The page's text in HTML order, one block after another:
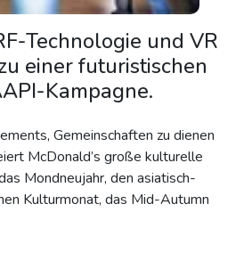
Technologie und VR
einer futuristischen
Kampagne.
Gemeinschaften zu dienen
McDonald’s große kulturelle
Mondneujahr, den asiatisch-
Kulturmonat, das Mid-Autumn